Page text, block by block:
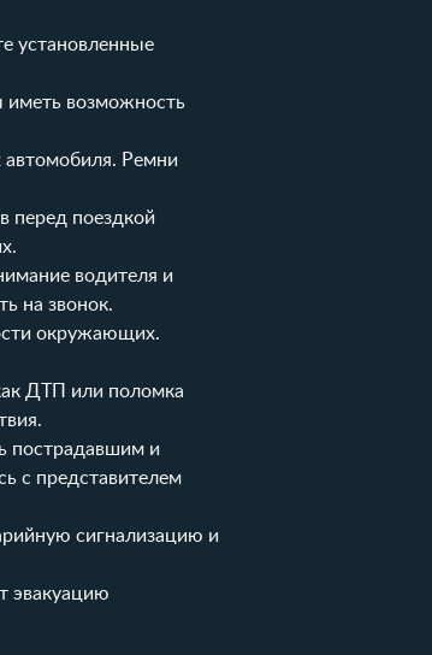
установленные
иметь возможность
автомобиля. Ремни
перед поездкой
водителя и
на звонок.
окружающих.
ДТП или поломка
пострадавшим и
с представителем
сигнализацию и
эвакуацию